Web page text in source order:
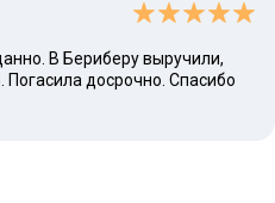
В Бериберу выручили,
досрочно. Спасибо